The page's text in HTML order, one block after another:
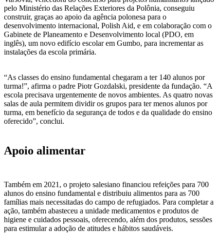
pelo Ministério das Relações Exteriores da Polônia, conseguiu
construir, graças ao apoio da agência polonesa para o
desenvolvimento internacional, Polish Aid, e em colaboração com o
Gabinete de Planeamento e Desenvolvimento local (PDO, em
inglês), um novo edifício escolar em Gumbo, para incrementar as
instalações da escola primária.
“As classes do ensino fundamental chegaram a ter 140 alunos por
turma!”, afirma o padre Piotr Gozdalski, presidente da fundação. “A
escola precisava urgentemente de novos ambientes. As quatro novas
salas de aula permitem dividir os grupos para ter menos alunos por
turma, em benefício da segurança de todos e da qualidade do ensino
oferecido”, conclui.
Apoio alimentar
Também em 2021, o projeto salesiano financiou refeições para 700
alunos do ensino fundamental e distribuiu alimentos para as 700
famílias mais necessitadas do campo de refugiados. Para completar a
ação, também abasteceu a unidade medicamentos e produtos de
higiene e cuidados pessoais, oferecendo, além dos produtos, sessões
para estimular a adoção de atitudes e hábitos saudáveis.